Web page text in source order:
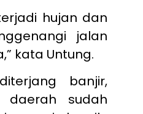
hujan dan
jalan
kata Untung.
banjir,
daerah sudah